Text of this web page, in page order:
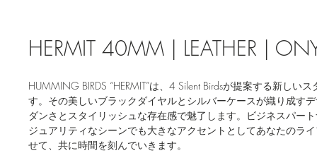
HERMIT 40MM | LEATHER |
HUMMING BIRDS “HERMIT”は、4 Silent Birdsが提案する新しい
す。その美しいブラックダイヤルとシルバーケースが織り成す
ダンさとスタイリッシュな存在感で魅了します。ビジネスパー
ジュアリティなシーンでも大きなアクセントとしてあなたのラ
せて、共に時間を刻んでいきます。